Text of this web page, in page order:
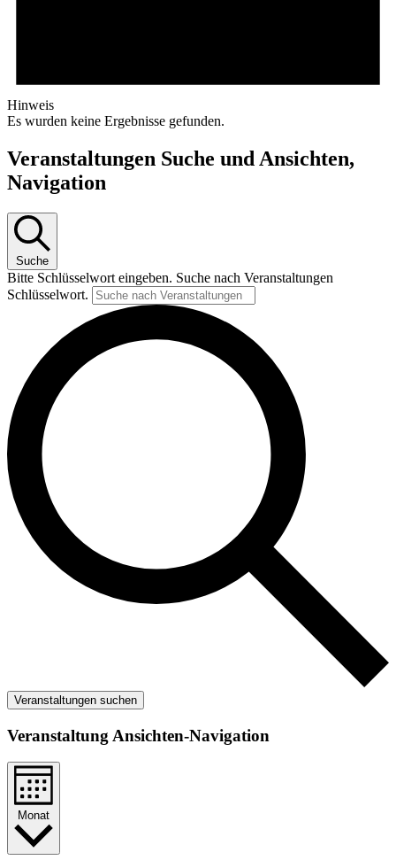
Hinweis
Es wurden keine Ergebnisse gefunden.
Veranstaltungen Suche und Ansichten,
Navigation
Suche
Bitte Schlüsselwort eingeben. Suche nach Veranstaltungen
Schlüsselwort.
Veranstaltungen suchen
Veranstaltung Ansichten-Navigation
Monat